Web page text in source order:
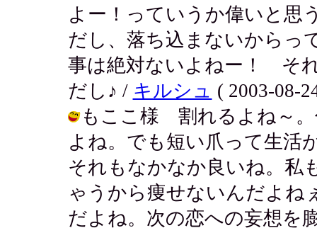
よー！っていうか偉いと思
だし、落ち込まないからっ
事は絶対ないよねー！ そ
だし♪ / キルシュ ( 2003-08-
もここ様 割れるよね～。
よね。でも短い爪って生活
それもなかなか良いね。私
ゃうから痩せないんだよね
だよね。次の恋への妄想を